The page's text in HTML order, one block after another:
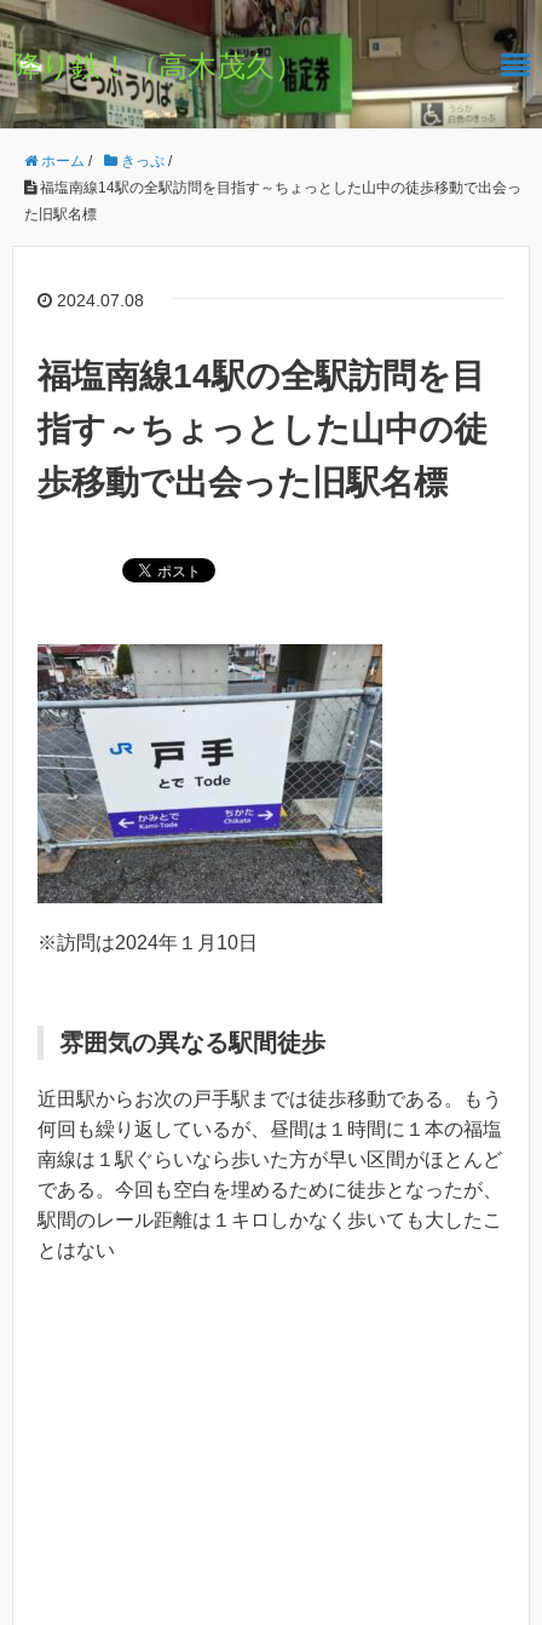
降り鉄！（高木茂久）
ホーム / きっぷ /
福塩南線14駅の全駅訪問を目指す～ちょっとした山中の徒歩移動で出会っ
た旧駅名標
2024.07.08
福塩南線14駅の全駅訪問を目
指す～ちょっとした山中の徒
歩移動で出会った旧駅名標
※訪問は2024年１月10日
雰囲気の異なる駅間徒歩
近田駅からお次の戸手駅までは徒歩移動である。もう
何回も繰り返しているが、昼間は１時間に１本の福塩
南線は１駅ぐらいなら歩いた方が早い区間がほとんど
である。今回も空白を埋めるために徒歩となったが、
駅間のレール距離は１キロしかなく歩いても大したこ
とはない